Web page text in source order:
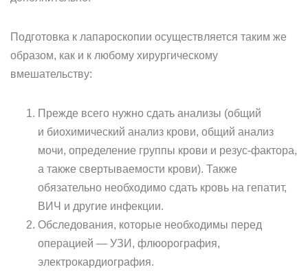
Подготовка к лапароскопии осуществляется таким же
образом, как и к любому хирургическому
вмешательству:
Прежде всего нужно сдать анализы (общий
и биохимический анализ крови, общий анализ
мочи, определение группы крови и резус-фактора,
а также свертываемости крови). Также
обязательно необходимо сдать кровь на гепатит,
ВИЧ и другие инфекции.
Обследования, которые необходимы перед
операцией — УЗИ, флюорография,
электрокардиография.